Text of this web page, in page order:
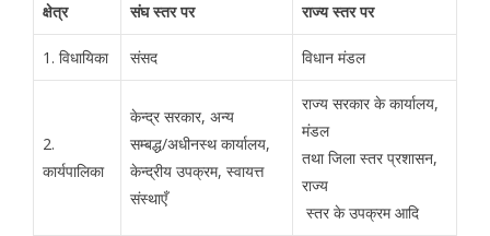
क्षेत्र संघ स्तर पर राज्य स्तर पर
1. विधायिका संसद विधान मंडल
2.
कार्यपालिका
केन्द्र सरकार, अन्य
सम्बद्ध/अधीनस्थ कार्यालय,
केन्द्रीय उपक्रम, स्वायत्त
संस्थाएँ
राज्य सरकार के कार्यालय,
मंडल
तथा जिला स्तर प्रशासन,
राज्य
स्तर के उपक्रम आदि